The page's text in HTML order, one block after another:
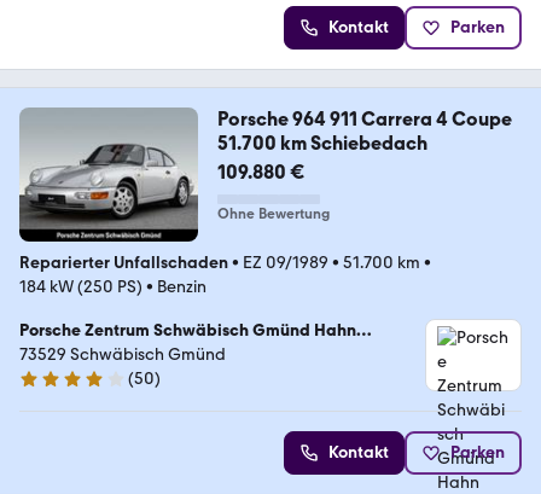
Kontakt Parken
Porsche 964 911 Carrera 4 Coupe
51.700 km Schiebedach
109.880 €
Ohne Bewertung
Reparierter Unfallschaden• EZ 09/1989 • 51.700 km •
184 kW (250 PS) • Benzin
Porsche Zentrum Schwäbisch Gmünd Hahn
Sportwagen Schwäbisch Gmünd GmbH
73529 Schwäbisch Gmünd
4.1 Sterne
(50)
Kontakt Parken